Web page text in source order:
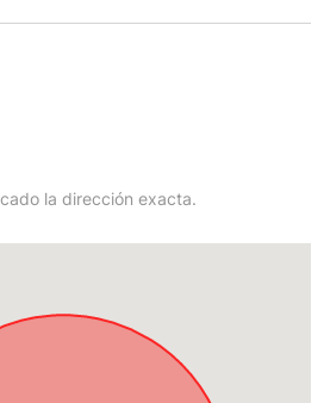
la dirección exacta.